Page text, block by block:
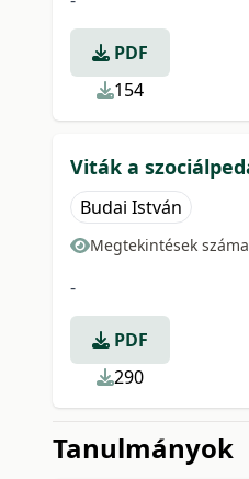
PDF
154
Viták a
Budai István
Megtekintések
-
PDF
290
Tanulmányok